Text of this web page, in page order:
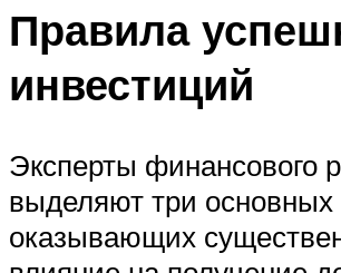
Правила
инвестиций
Эксперты финансового
выделяют три основных
оказывающих